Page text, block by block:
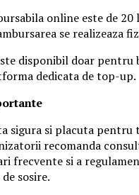
online este de 20
se realizeaza
disponibil doar pentru
dedicata de top-up.
sigura si placuta pentru
recomanda
frecvente si a
sosire.